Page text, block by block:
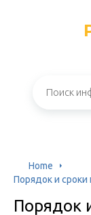
Home
Порядок и сроки
Порядок